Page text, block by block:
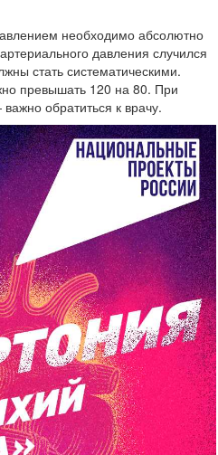
необходимо абсолютно
давления случился
стать систематическими.
превышать 120 на 80. При
обратиться к врачу.